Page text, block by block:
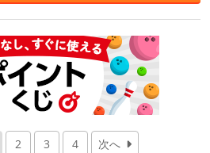
2 3 4 次へ